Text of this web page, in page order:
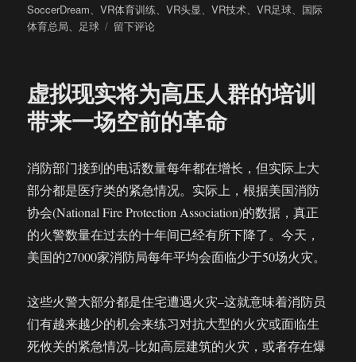
布
于
类
签
SoccerDream、VR体育训练、VR头显、VR技术、VR足球、 国际
体育总局、 足球
于
练
新
选
VR
为
足
球
训
练
提
全
新
方
式
留下评论
虚拟现实将为高压人群的培训
带来一场空前的革命
消防部门接到的电话数量每年都在增长，但实际上大
部分都是医疗类的紧急情况。实际上，根据美国消防
协会(National Fire Protection Association)的数据，真正
的火警数量在过去的十年间已经有所下降了。今天，
美国的27000家消防局每年平均会面临少于50场火灾。
这些火警大部分都是住宅遭遇火灾–这就意味着消防员
们有越来越少的机会来练习对抗大型的火灾或面临生
死攸关的紧急情况–比如高层建筑的火灾，或者存在爆